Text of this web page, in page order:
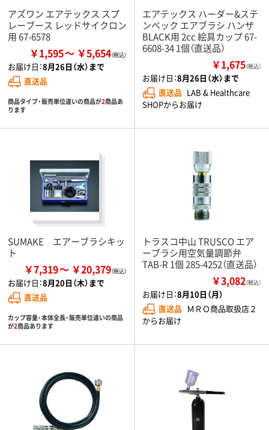
アズワン エアテックス スプ
レーブース レッドサイクロン
用 67-6578
￥1,595 ￥5,654
お届け日：8月26日（水）まで
直送品
商品タイプ・販売単位違いの商品が2商品あ
ります
エアテックス ハーダー&ステ
ンベック エアブラシ ハンザ
BLACK用 2cc 絵具カップ 67-
6608-34 1個（直送品）
￥1,675（税込）
お届け日：8月26日（水）まで
直送品 LAB & Healthcare
SHOPからお届け
SUMAKE エアーブラシキッ
ト
￥7,319 ￥20,379
お届け日：8月20日（木）まで
直送品
カップ容量・本体全長・販売単位違いの商品
が2商品あります
トラスコ中山 TRUSCO エア
ーブラシ用空気量調節弁
TAB-R 1個 285-4252（直送品）
￥3,082（税込）
お届け日：8月10日（月）
直送品 ＭＲＯ商品取扱店２
からお届け